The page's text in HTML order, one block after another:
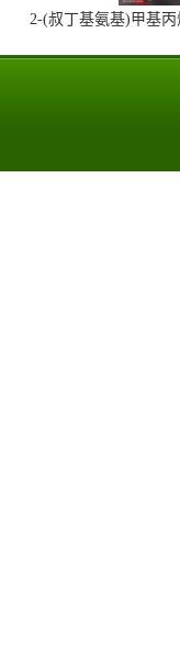
2-(叔丁基氨基)甲基丙